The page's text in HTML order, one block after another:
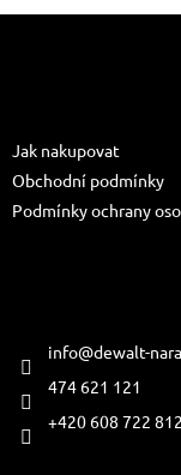
Jak nakupovat
Obchodní podmínky
Podmínky ochrany
info@dewalt-
474 621 121
+420 608 722 812